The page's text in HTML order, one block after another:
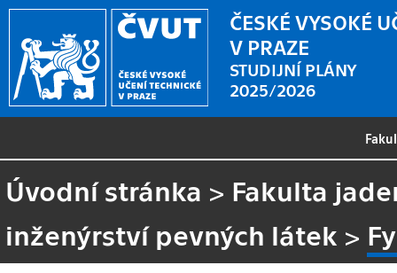
ČESKÉ VYSOKÉ
V PRAZE
STUDIJNÍ PLÁNY
2025/2026
Úvodní stránka > Fakulta
inženýrství pevných látek >